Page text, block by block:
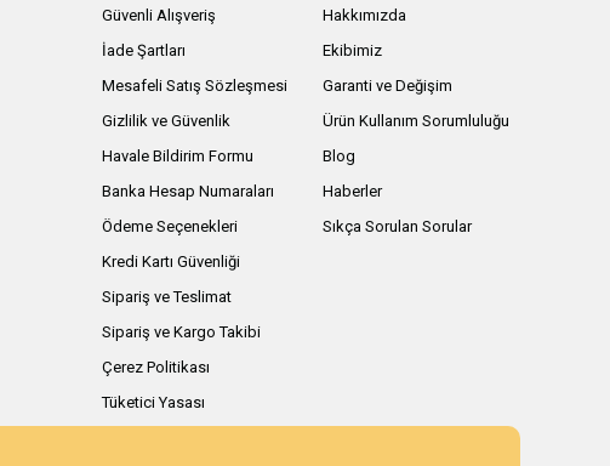
Güvenli Alışveriş
İade Şartları
Mesafeli Satış Sözleşmesi
Gizlilik ve Güvenlik
Havale Bildirim Formu
Banka Hesap Numaraları
Ödeme Seçenekleri
Kredi Kartı Güvenliği
Sipariş ve Teslimat
Sipariş ve Kargo Takibi
Çerez Politikası
Tüketici Yasası
Hakkımızda
Ekibimiz
Garanti ve Değişim
Ürün Kullanım Sorumluluğu
Blog
Haberler
Sıkça Sorulan Sorular